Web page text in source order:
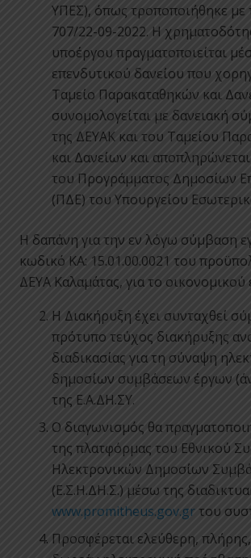
ΥΠΕΣ), όπως τροποποιήθηκε με
707/22-09-2022. Η
υποέργου πραγματοποιείται
επενδυτικού δανείου που
Ταμείο Παρακαταθηκών και
συνομολογείται με δανειακή
της ΔΕΥΑΚ και του Ταμείου
και Δανείων και
του Προγράμματος Δημοσίων
(ΠΔΕ) του Υπουργείου
Η δαπάνη για την εν λόγω σύμβαση
κωδικό ΚΑ: 15.01.00.0021 του
ΔΕΥΑ Καλαμάτας, για το οικονομικού
Η Διακήρυξη έχει συνταχθεί
πρότυπο τεύχος διακήρυξης
διαδικασίας για τη σύναψη
δημοσίων συμβάσεων έργων
της Ε.Α.ΔΗ.ΣΥ.
Ο διαγωνισμός θα
της πλατφόρμας του Εθνικού
Ηλεκτρονικών Δημοσίων
(Ε.Σ.Η.ΔΗ.Σ.) μέσω της
www.promitheus.gov.grτου
Προσφέρεται ελεύθερη,